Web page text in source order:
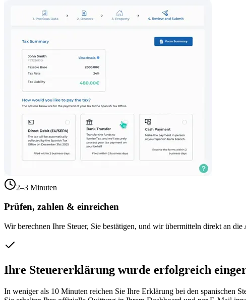
2–3 Minuten
Prüfen, zahlen & einreichen
Wir berechnen Ihre Steuer, Sie bestätigen, und wir übermitteln direkt an die
Ihre Steuererklärung wurde erfolgreich
In weniger als 10 Minuten reichen Sie Ihre Erklärung bei den spanischen